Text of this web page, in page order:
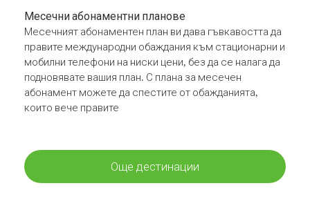
Месечни абонаментни планове
Месечният абонаментен план ви дава гъвкавостта да
правите международни обаждания към стационарни и
мобилни телефони на ниски цени, без да се налага да
подновявате вашия план. С плана за месечен
абонамент можете да спестите от обажданията,
които вече правите
Още дестинации